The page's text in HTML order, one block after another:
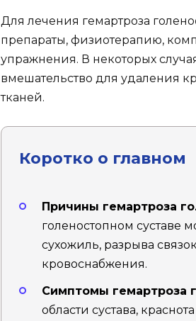
Для лечения гемартроза
препараты, физиотерапию,
упражнения. В некоторых
вмешательство для удаления
тканей.
Коротко о главном
Причины гемартроза
голеностопном суставе
сухожиль, разрыва
кровоснабжения.
Симптомы гемартроза
области сустава,